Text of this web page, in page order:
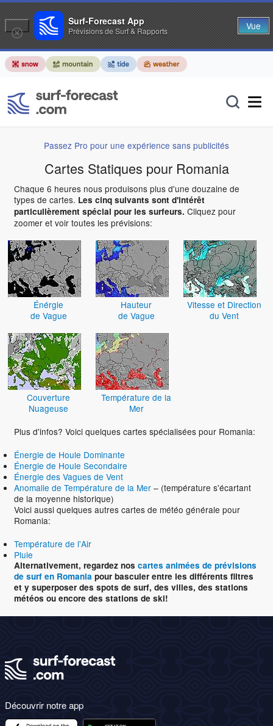
Passez Pro pour une expérience sans publicités
Cartes Statiques pour Romania
Chaque 6 heures nous produisons plus d'une douzaine de
types de cartes. Les cinq suivants sont d'intérêt
particulièrement spécial pour les surfeurs. Cliquez pour
zoomer et voir toutes les prévisions:
Énérgie
de Vague
Hauteur
de Vague
Vitesse et Direction
du Vent
Couverture
Nuageuse
Température de la
Mer
Plus d'infos? Voici quelques cartes spécialisées pour Romania:
Énergie de Houle Dominante
Énergie de Houle Secondaire
Énergie des Vagues de Vent
Anomalie de Température de la Mer – (température s'écartant
de la moyenne historique)
Voici aussi quelques autres cartes de météo générale pour
Romania:
Température de l'Air
Pluie
Alternativement, regardez nos cartes animées de prévisions
de surf en Romania pour basculer entre les différents filtres
et y superposer des spots de surf, des villes, des stations
météos ou encore des stations de ski!
Découvrir notre app
Surf-Forecast App
Prévisions de Surf & Rapports Vue